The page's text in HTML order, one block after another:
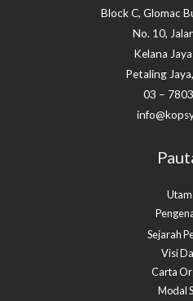
Block C, Glomac
No. 10,
Kelana
Petaling
03 –
Sejarah
Visi
Carta
Modal